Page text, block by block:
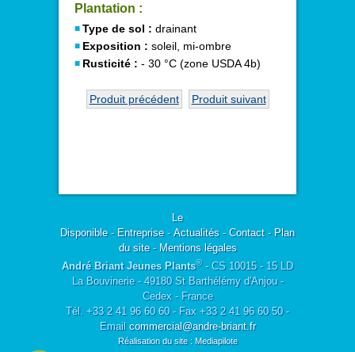
Plantation :
Type de sol : drainant
Exposition : soleil, mi-ombre
Rusticité : - 30 °C (zone USDA 4b)
Produit précédent Produit suivant
Le
Disponible- Entreprise- Actualités - Contact- Plan
du site- Mentions légales
André Briant Jeunes Plants®- CS 10015 - 15 LD
La Bouvinerie - 49180 St Barthélémy d'Anjou -
Cedex - France
Tél. +33 2 41 96 60 60 - Fax +33 2 41 96 60 50 -
Email commercial@andre-briant.fr
Réalisation du site : Mediapilote